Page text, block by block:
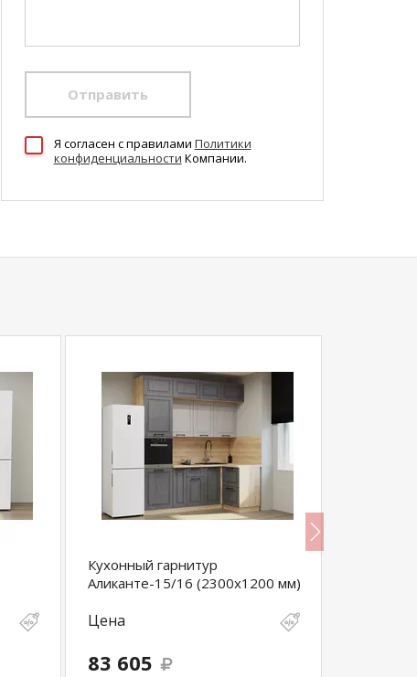
Отправить
Я согласен c правилами Политики
конфиденциальности Компании.
Кухонный гарнитур
Аликанте-15/16 (2300х1200 мм)
Цена
83 605